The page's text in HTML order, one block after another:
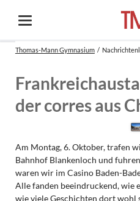
Thomas-Mann Gymnasium
der corres aus
Am Montag, 6. Oktober, trafen
Bahnhof Blankenloch und
waren wir im Casino Baden-
Alle fanden beeindruckend, wie
wie viele Geschichten dort wohl